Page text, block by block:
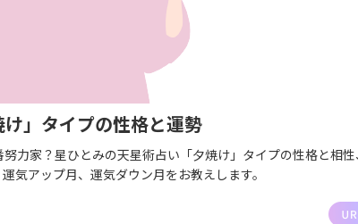
」タイプの性格と運勢
力家？星ひとみの天星術占い「夕焼け」タイプの性格と相
気アップ月、運気ダウン月をお教えします。